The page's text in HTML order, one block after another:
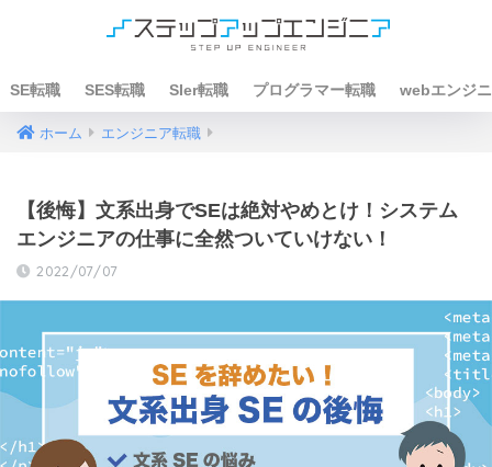
SE転職 SES転職 SIer転職 プログラマー転職 webエンジ
ホーム エンジニア転職
【後悔】文系出身でSEは絶対やめとけ！システム
エンジニアの仕事に全然ついていけない！
2022/07/07